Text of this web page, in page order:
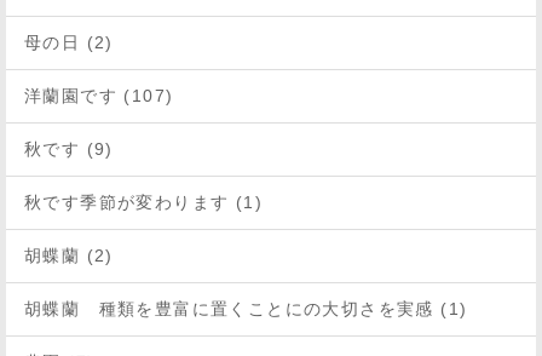
母の日 (2)
洋蘭園です (107)
秋です (9)
秋です季節が変わります (1)
胡蝶蘭 (2)
胡蝶蘭 種類を豊富に置くことにの大切さを実感 (1)